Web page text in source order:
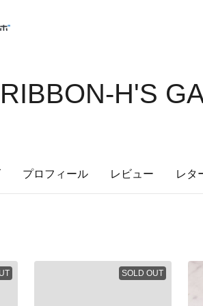
H'S
プロフィール レビュー レタ
SOLD OUT